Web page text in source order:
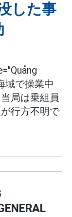
した事
域で操業中
局は乗組員
行方不明で